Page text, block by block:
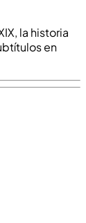
la historia
en